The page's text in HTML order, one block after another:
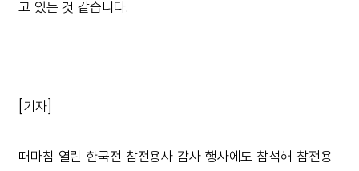
고 있는 것 같습니다.
[기자]
때마침 열린 한국전 참전용사 감사 행사에도 참석해 참전용